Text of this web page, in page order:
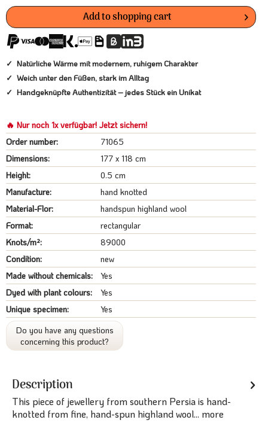
Add toshopping cart
Natürliche Wärme mit modernem, ruhigem Charakter
Weich unter den Füßen, stark im Alltag
Handgeknüpfte Authentizität – jedes Stück ein Unikat
🔥 Nur noch 1x verfügbar! Jetzt sichern!
Order number:
71065
Dimensions:
177 x 118 cm
Height:
0.5 cm
Manufacture:
hand knotted
Material-Flor:
handspun highland wool
Format:
rectangular
Knots/m²:
89000
Condition:
new
Made without chemicals:
Yes
Dyed with plant colours:
Yes
Unique specimen:
Yes
Do you have any questions
concerning this product?
Description
This piece of jewellery from southern Persia is hand-
knotted from fine, hand-spun highland wool... more